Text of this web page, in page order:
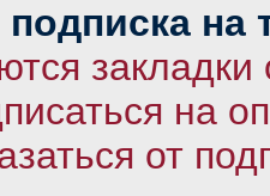
подписка на
закладки
на
от